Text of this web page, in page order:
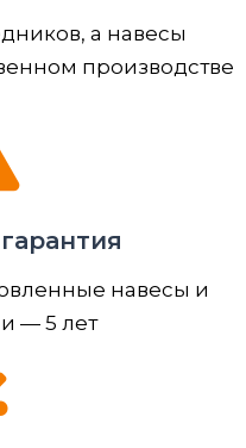
а навесы
производстве
навесы и
— 5 лет